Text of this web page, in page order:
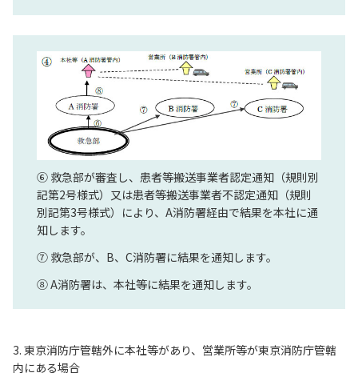
⑥ 救急部が審査し、患者等搬送事業者認定通知（規則別
記第2号様式）又は患者等搬送事業者不認定通知（規則
別記第3号様式）により、A消防署経由で結果を本社に通
知します。
⑦ 救急部が、B、C消防署に結果を通知します。
⑧ A消防署は、本社等に結果を通知します。
3. 東京消防庁管轄外に本社等があり、営業所等が東京消防庁管轄
内にある場合